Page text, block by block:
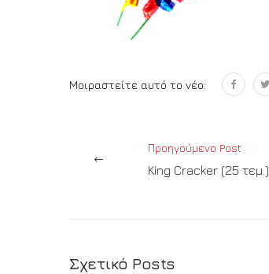
Μοιραστείτε αυτό το νέο:
Προηγούμενο Post
King Cracker (25 τεμ.)
Σχετικό Posts